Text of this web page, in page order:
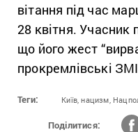
вітання під час
28 квітня. Учасник
що його жест
прокремлівські
Теги: Київ, нацизм,
Поділитися: